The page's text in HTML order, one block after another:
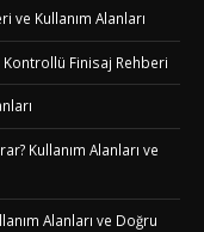
ve Kullanım Alanları
Kontrollü Finisaj Rehberi
Kullanım Alanları ve
Alanları ve Doğru